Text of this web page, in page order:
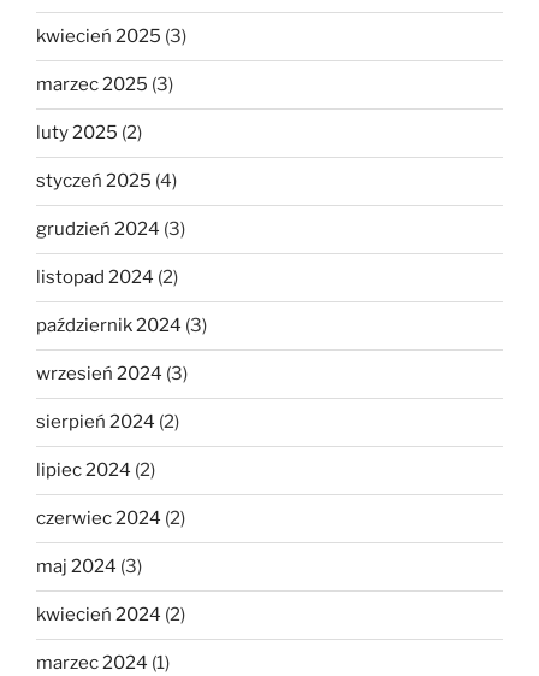
kwiecień 2025 (3)
marzec 2025 (3)
luty 2025 (2)
styczeń 2025 (4)
grudzień 2024 (3)
listopad 2024 (2)
październik 2024 (3)
wrzesień 2024 (3)
sierpień 2024 (2)
lipiec 2024 (2)
czerwiec 2024 (2)
maj 2024 (3)
kwiecień 2024 (2)
marzec 2024 (1)